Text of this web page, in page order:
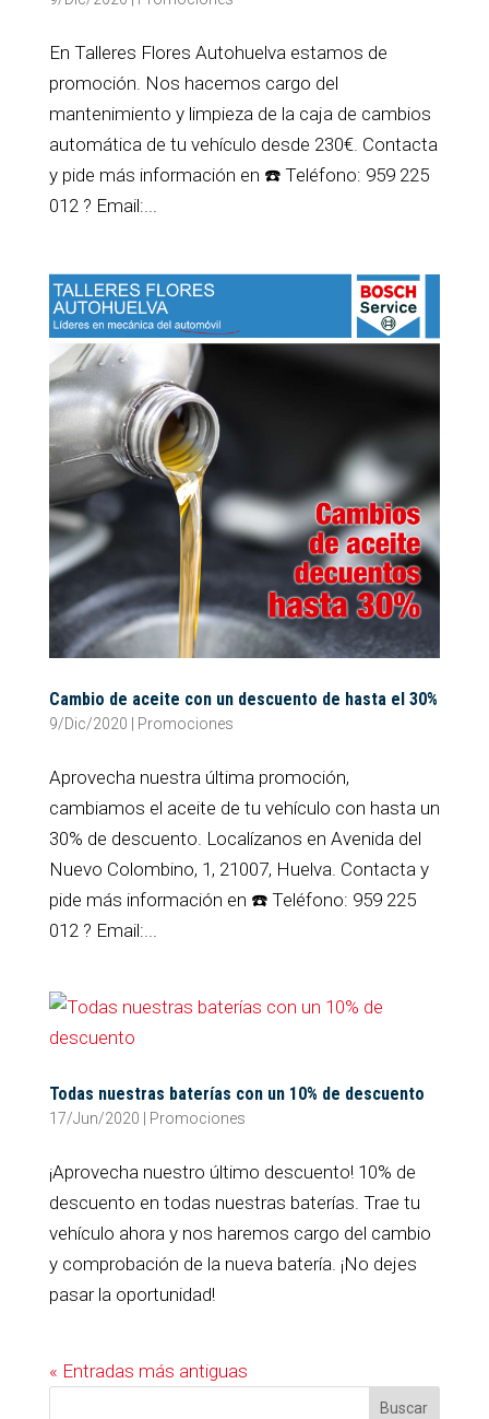
En Talleres Flores Autohuelva estamos de
promoción. Nos hacemos cargo del
mantenimiento y limpieza de la caja de cambios
automática de tu vehículo desde 230€. Contacta
y pide más información en ☎️ Teléfono: 959 225
012 ? Email:...
Cambio de aceite con un descuento de hasta el 30%
9/Dic/2020 Promociones
Aprovecha nuestra última promoción,
cambiamos el aceite de tu vehículo con hasta un
30% de descuento. Localízanos en Avenida del
Nuevo Colombino, 1, 21007, Huelva. Contacta y
pide más información en ☎️ Teléfono: 959 225
012 ? Email:...
Todas nuestras baterías con un 10% de descuento
17/Jun/2020 Promociones
¡Aprovecha nuestro último descuento! 10% de
descuento en todas nuestras baterías. Trae tu
vehículo ahora y nos haremos cargo del cambio
y comprobación de la nueva batería. ¡No dejes
pasar la oportunidad!
« Entradas más antiguas
Buscar